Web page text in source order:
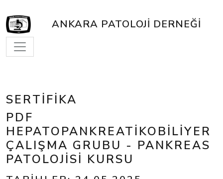
ANKARA PATOLOJI DERNEĞI
SERTIFIKA
PDF
HEPATOPANKREATIKOBILIYER
ÇALIŞMA GRUBU - PANKREAS
PATOLOJISI KURSU